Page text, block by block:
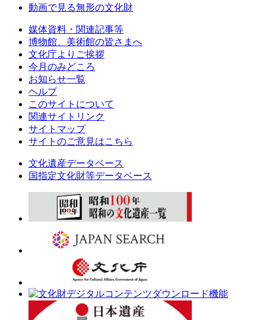
動画で見る無形の文化財
媒体資料・関連記事等
博物館、美術館の皆さまへ
文化庁よりご挨拶
今月のみどころ
お知らせ一覧
ヘルプ
このサイトについて
関連サイトリンク
サイトマップ
サイトのご意見はこちら
文化遺産データベース
国指定文化財等データベース